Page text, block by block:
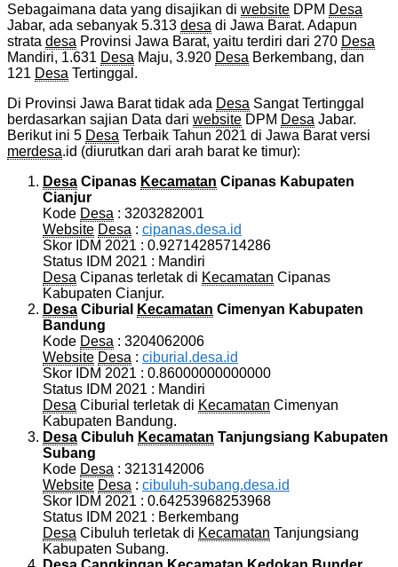
Sebagaimana data yang disajikan di website DPM Desa
Jabar, ada sebanyak 5.313 desa di Jawa Barat. Adapun
strata desa Provinsi Jawa Barat, yaitu terdiri dari 270 Desa
Mandiri, 1.631 Desa Maju, 3.920 Desa Berkembang, dan
121 Desa Tertinggal.
Di Provinsi Jawa Barat tidak ada Desa Sangat Tertinggal
berdasarkan sajian Data dari website DPM Desa Jabar.
Berikut ini 5 Desa Terbaik Tahun 2021 di Jawa Barat versi
merdesa.id (diurutkan dari arah barat ke timur):
Desa Cipanas Kecamatan Cipanas Kabupaten
Cianjur
Kode Desa : 3203282001
Website Desa : cipanas.desa.id
Skor IDM 2021 : 0.92714285714286
Status IDM 2021 : Mandiri
Desa Cipanas terletak di Kecamatan Cipanas
Kabupaten Cianjur.
Desa Ciburial Kecamatan Cimenyan Kabupaten
Bandung
Kode Desa : 3204062006
Website Desa : ciburial.desa.id
Skor IDM 2021 : 0.86000000000000
Status IDM 2021 : Mandiri
Desa Ciburial terletak di Kecamatan Cimenyan
Kabupaten Bandung.
Desa Cibuluh Kecamatan Tanjungsiang Kabupaten
Subang
Kode Desa : 3213142006
Website Desa : cibuluh-subang.desa.id
Skor IDM 2021 : 0.64253968253968
Status IDM 2021 : Berkembang
Desa Cibuluh terletak di Kecamatan Tanjungsiang
Kabupaten Subang.